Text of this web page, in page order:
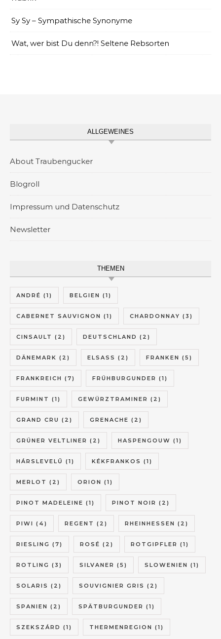
Sy Sy – Sympathische Synonyme
Wat, wer bist Du denn?! Seltene Rebsorten
ALLGEWEINES
About Traubengucker
Blogroll
Impressum und Datenschutz
Newsletter
THEMEN
ANDRÉ (1) BELGIEN (1)
CABERNET SAUVIGNON (1) CHARDONNAY (3)
CINSAULT (2) DEUTSCHLAND (2)
DÄNEMARK (2) ELSASS (2) FRANKEN (5)
FRANKREICH (7) FRÜHBURGUNDER (1)
FURMINT (1) GEWÜRZTRAMINER (2)
GRAND CRU (2) GRENACHE (2)
GRÜNER VELTLINER (2) HASPENGOUW (1)
HÁRSLEVELŰ (1) KÉKFRANKOS (1)
MERLOT (2) ORION (1)
PINOT MADELEINE (1) PINOT NOIR (2)
PIWI (4) REGENT (2) RHEINHESSEN (2)
RIESLING (7) ROSÉ (2) ROTGIPFLER (1)
ROTLING (3) SILVANER (5) SLOWENIEN (1)
SOLARIS (2) SOUVIGNIER GRIS (2)
SPANIEN (2) SPÄTBURGUNDER (1)
SZEKSZÁRD (1) THERMENREGION (1)